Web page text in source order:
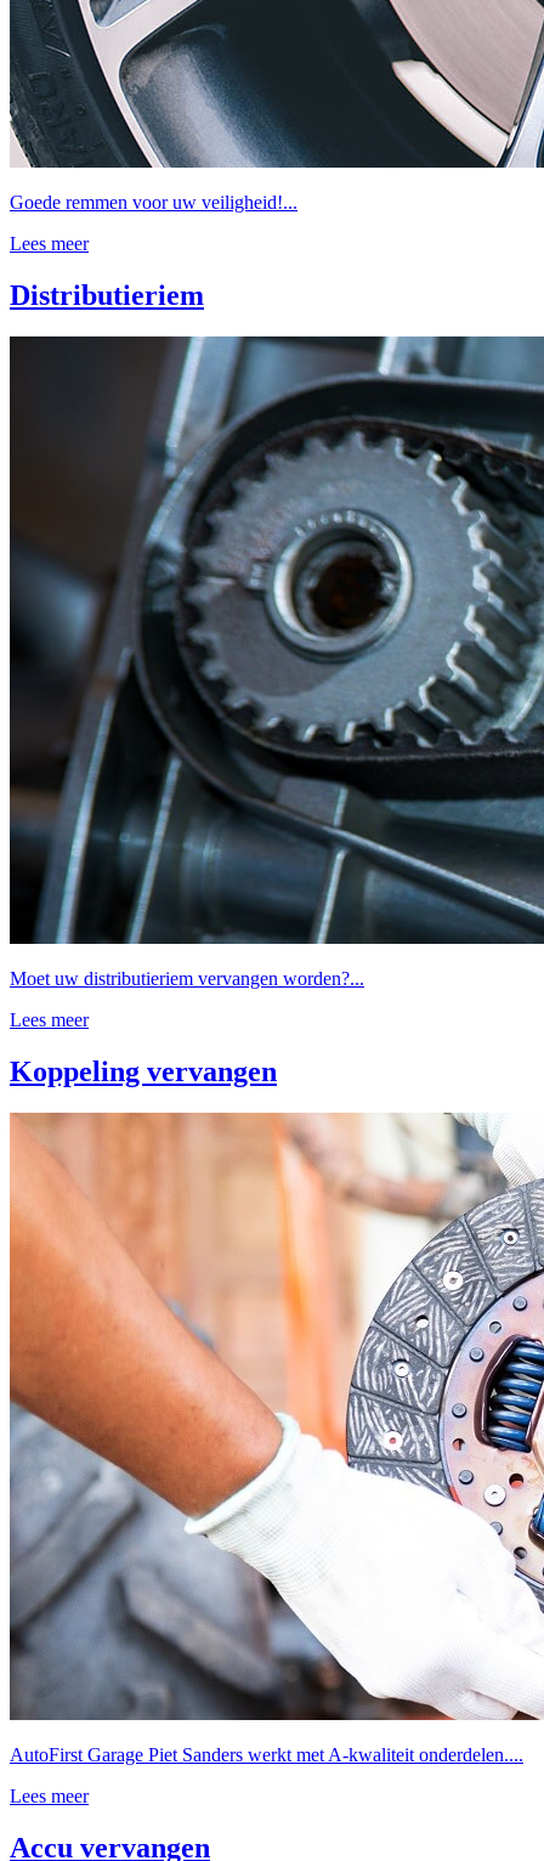
Goede remmen voor uw veiligheid!...
Lees meer
Distributieriem
Moet uw distributieriem vervangen worden?...
Lees meer
Koppeling vervangen
AutoFirst Garage Piet Sanders werkt met A-kwaliteit onderdelen....
Lees meer
Accu vervangen